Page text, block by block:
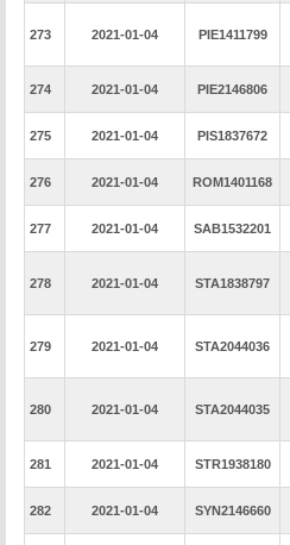
273 2021-01-04 PIE1411799
274 2021-01-04 PIE2146806
275 2021-01-04 PIS1837672
276 2021-01-04 ROM1401168
277 2021-01-04 SAB1532201
278 2021-01-04 STA1838797
279 2021-01-04 STA2044036
280 2021-01-04 STA2044035
281 2021-01-04 STR1938180
282 2021-01-04 SYN2146660